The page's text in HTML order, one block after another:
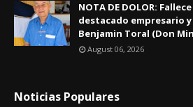
NOTA DE DOLOR:
destacado empresario
Benjamin Toral (Don
August 06, 2026
Noticias Populares